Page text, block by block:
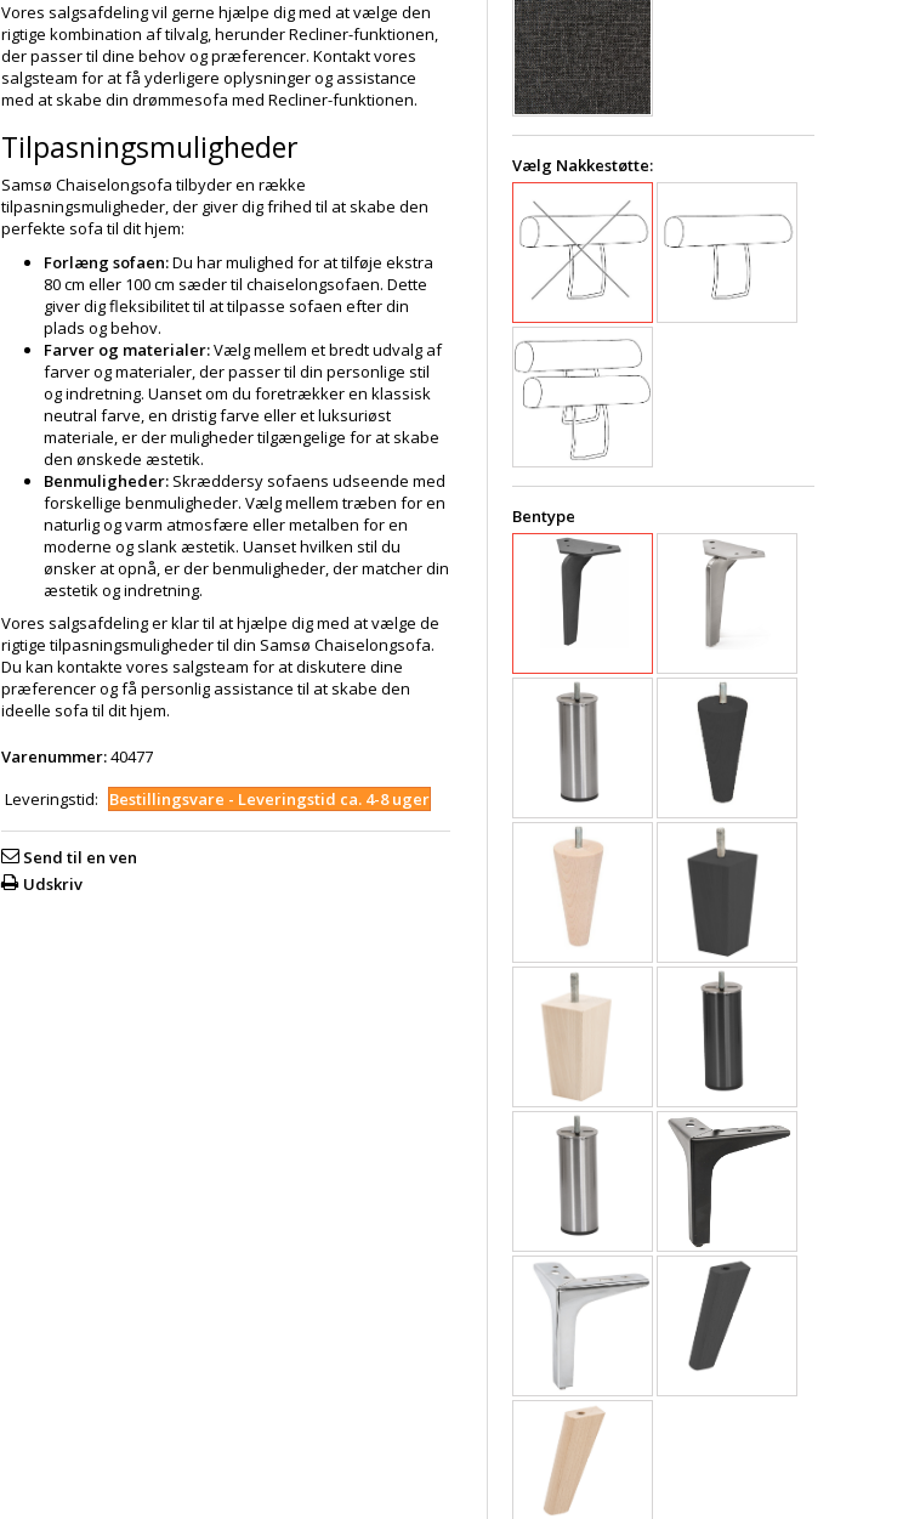
Vores salgsafdeling vil gerne hjælpe dig med at vælge den
rigtige kombination af tilvalg, herunder Recliner-funktionen,
der passer til dine behov og præferencer. Kontakt vores
salgsteam for at få yderligere oplysninger og assistance
med at skabe din drømmesofa med Recliner-funktionen.
Tilpasningsmuligheder
Samsø Chaiselongsofa tilbyder en række
tilpasningsmuligheder, der giver dig frihed til at skabe den
perfekte sofa til dit hjem:
Forlæng sofaen:Du har mulighed for at tilføje ekstra
80 cm eller 100 cm sæder til chaiselongsofaen. Dette
giver dig fleksibilitet til at tilpasse sofaen efter din
plads og behov.
Farver og materialer:Vælg mellem et bredt udvalg af
farver og materialer, der passer til din personlige stil
og indretning. Uanset om du foretrækker en klassisk
neutral farve, en dristig farve eller et luksuriøst
materiale, er der muligheder tilgængelige for at skabe
den ønskede æstetik.
Benmuligheder: Skræddersy sofaens udseende med
forskellige benmuligheder. Vælg mellem træben for en
naturlig og varm atmosfære eller metalben for en
moderne og slank æstetik. Uanset hvilken stil du
ønsker at opnå, er der benmuligheder, der matcher din
æstetik og indretning.
Vores salgsafdeling er klar til at hjælpe dig med at vælge de
rigtige tilpasningsmuligheder til din Samsø Chaiselongsofa.
Du kan kontakte vores salgsteam for at diskutere dine
præferencer og få personlig assistance til at skabe den
ideelle sofa til dit hjem.
Varenummer:40477
Leveringstid:
Bestillingsvare - Leveringstid ca. 4-8 uger
Send til en ven
Udskriv
Vælg Nakkestøtte:
Bentype